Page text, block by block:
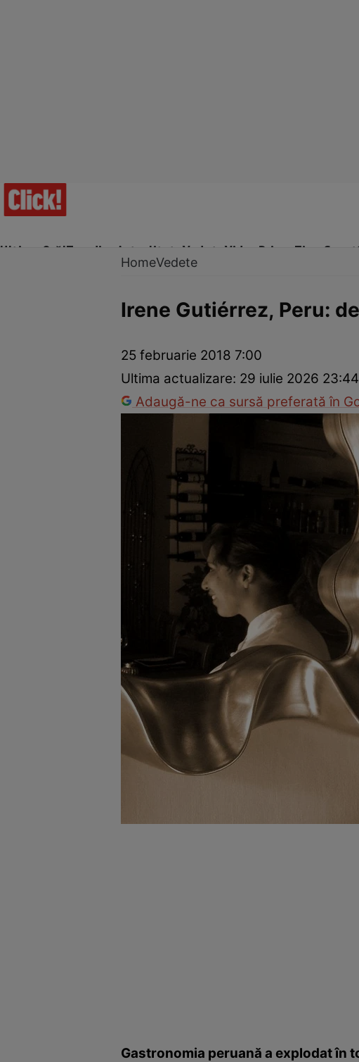
Ultima Oră!Trending Actualitate Vedete Video Prime Time Sport
Vedete internaționaleVedete românești Interviurile Click!
HomeVedete
Irene Gutiérrez, Peru:
25 februarie 2018 7:00
Ultima actualizare: 29 iulie 2026 23:44
Adaugă-ne ca sursă preferată în
Gastronomia peruană a explodat în